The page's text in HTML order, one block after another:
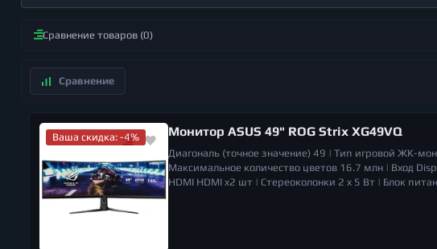
Сравнение товаров (0)
Ваша скидка: -4% Монитор ASUS 49" ROG Strix XG49VQ
Диагональ (точное значение) 49 | Тип игровой ЖК-
Максимальное количество цветов 16.7 млн | Вход
HDMI HDMI x2 шт | Стереоколонки 2 x 5 Вт | Блок